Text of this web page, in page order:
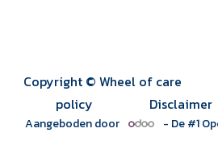
Copyright © Wheel of care
policy
Disclaimer
Aangeboden door
- De #1